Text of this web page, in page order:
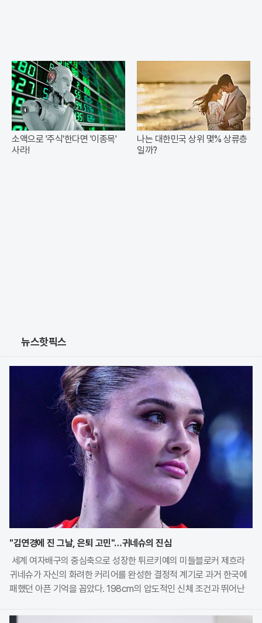
소액으로 '주식'한다면 '이종목'
사라!
나는 대한민국 상위 몇% 상류층
일까?
뉴스핫픽스
"김연경에 진 그날, 은퇴 고민"…귀네슈의 진심
세계 여자배구의 중심축으로 성장한 튀르키예의 미들블로커 제흐라
귀네슈가 자신의 화려한 커리어를 완성한 결정적 계기로 과거 한국에
패했던 아픈 기억을 꼽았다. 198cm의 압도적인 신체 조건과 뛰어난
지 언론과의 인터뷰를 통해 2020 도쿄 올림픽